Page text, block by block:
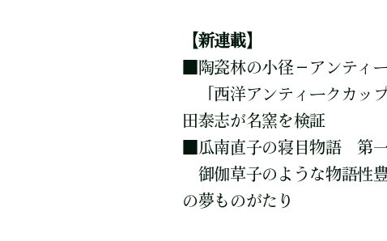
【新連載】
陶瓷林の小径－アンテ
「西洋アンティークカッ
田泰志が名窯を検証
瓜南直子の寝目物語 第
御伽草子のような物語性
の夢ものがたり